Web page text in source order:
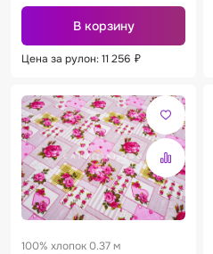
В корзину
Цена за рулон: 11 256 ₽
100% хлопок 0.37 м